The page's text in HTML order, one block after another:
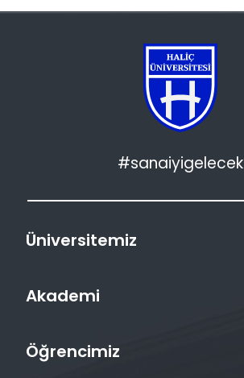
#sanaiyigelecek
Üniversitemiz
Akademi
Öğrencimiz